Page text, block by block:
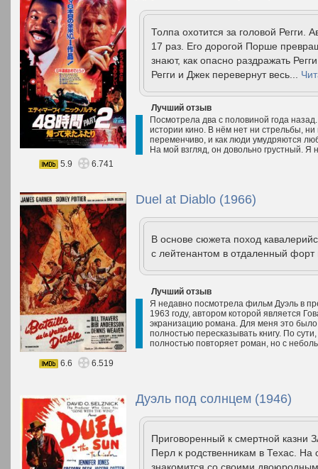
Толпа охотится за головой Регги.
17 раз. Его дорогой Порше
знают, как опасно раздражать
Регги и Джек перевернут весь...
Лучший отзыв
Посмотрела два с половиной года
истории кино. В нём нет ни стрельбы,
переменчиво, и как люди умудряются
На мой взгляд, он довольно грустный.
5.9
6.741
Duel at Diablo (1966)
В основе сюжета поход
с лейтенантом в отдаленный
Лучший отзыв
Я недавно посмотрела фильм Дуэль в
1963 году, автором которой является
экранизацию романа. Для меня это
полностью пересказывать книгу. По
полностью повторяет роман, но с
6.6
6.519
Дуэль под солнцем (1946)
Приговоренный к смертной казни
Перл к родственникам в Техас.